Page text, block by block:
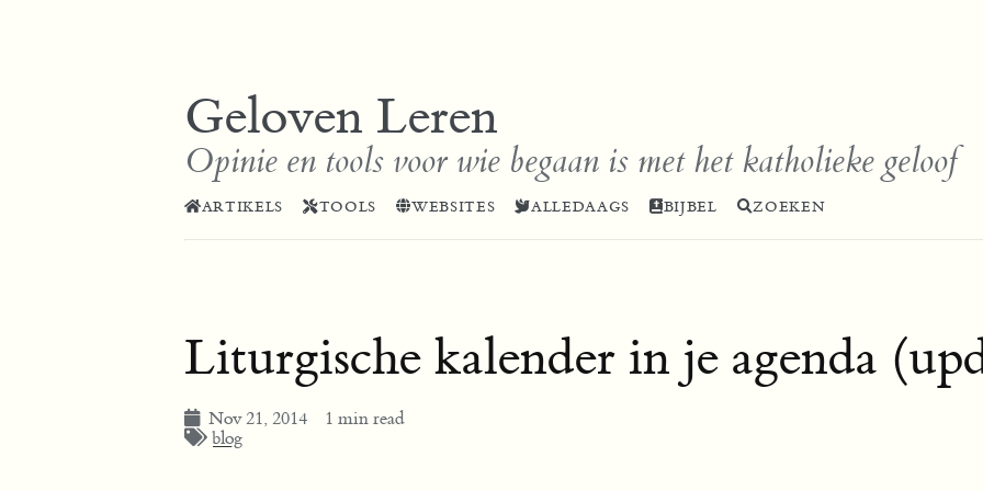
Geloven Leren
Opinie en tools voor wie begaan is met het katholieke geloof
ARTIKELS TOOLS WEBSITES ALLEDAAGS BIJBEL ZOEKEN
Liturgische kalender in je agenda
Nov 21, 2014
1 min read
blog